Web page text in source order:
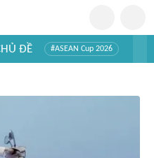
ĐỀ #ASEAN Cup 2026